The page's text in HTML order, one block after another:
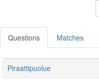
Questions Matches
Piraattipuolue